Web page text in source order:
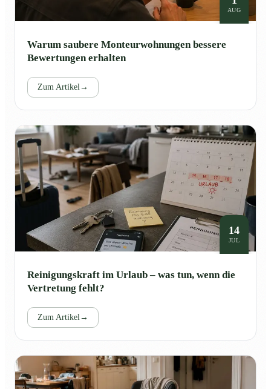
AUG
Warum saubere Monteurwohnungen bessere
Bewertungen erhalten
Zum Artikel →
14
JUL
Reinigungskraft im Urlaub – was tun, wenn die
Vertretung fehlt?
Zum Artikel →